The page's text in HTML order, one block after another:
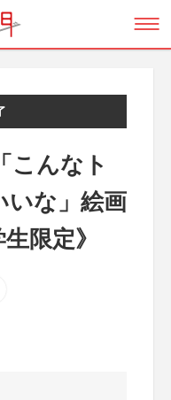
こんなト
いな」絵画
限定》